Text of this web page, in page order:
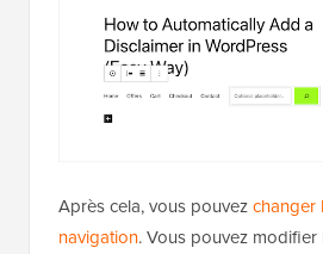
Après cela, vous pouvezchanger
navigation. Vous pouvez